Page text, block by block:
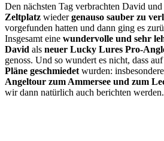
Den nächsten Tag verbrachten David
Zeltplatz wiedergenauso sauber zu
vorgefunden hatten und dann ging es
Insgesamt eine wundervolle und sehr
David als neuer Lucky Lures Pro-
genoss. Und so wundert es nicht, dass
Pläne geschmiedet wurden:
Angeltour zum Ammersee und zum
wir dann natürlich auch berichten werden.